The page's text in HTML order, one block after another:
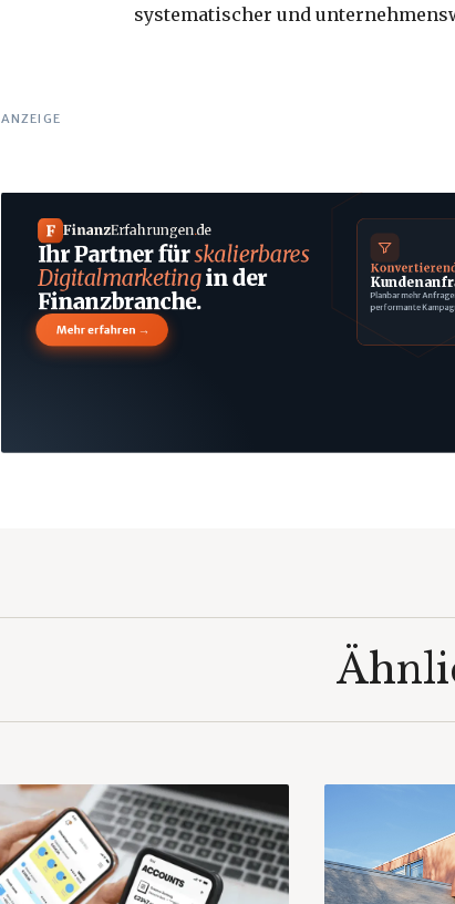
systematischer und
ANZEIGE
F FinanzErfahrungen.de
Ihr Partner fürskalierbares
Digitalmarketingin der
Finanzbranche.
Mehr erfahren→
Planbar mehr
performante